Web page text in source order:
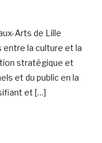
Arts de Lille
entre la culture et la
stratégique et
et du public en la
et […]